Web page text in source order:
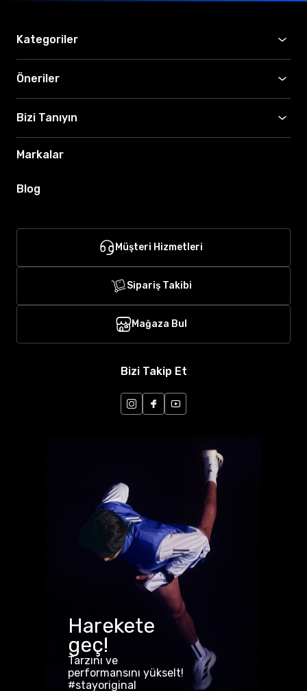
Kategoriler
Öneriler
Bizi Tanıyın
Markalar
Blog
Müşteri Hizmetleri
Sipariş Takibi
Mağaza Bul
Bizi Takip Et
Harekete
geç!
Tarzını ve
performansını yükselt!
#stayoriginal